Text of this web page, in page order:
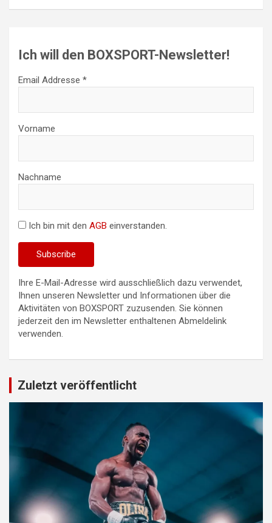
Ich will den BOXSPORT-Newsletter!
Email Addresse *
Vorname
Nachname
Ich bin mit den AGB einverstanden.
Ihre E-Mail-Adresse wird ausschließlich dazu verwendet,
Ihnen unseren Newsletter und Informationen über die
Aktivitäten von BOXSPORT zuzusenden. Sie können
jederzeit den im Newsletter enthaltenen Abmeldelink
verwenden.
Zuletzt veröffentlicht